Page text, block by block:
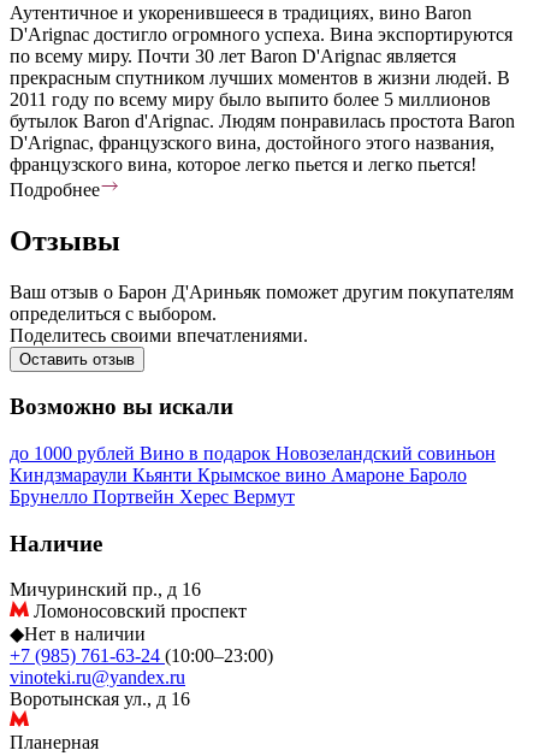
Аутентичное и укоренившееся в традициях, вино Baron
D'Arignac достигло огромного успеха. Вина экспортируются
по всему миру. Почти 30 лет Baron D'Arignac является
прекрасным спутником лучших моментов в жизни людей. В
2011 году по всему миру было выпито более 5 миллионов
бутылок Baron d'Arignac. Людям понравилась простота Baron
D'Arignac, французского вина, достойного этого названия,
французского вина, которое легко пьется и легко пьется!
Подробнее
Отзывы
Ваш отзыв о Барон Д'Ариньяк поможет другим покупателям
определиться с выбором.
Поделитесь своими впечатлениями.
Оставить отзыв
Возможно вы искали
до 1000 рублей Вино в подарок Новозеландский совиньон
Киндзмараули Кьянти Крымское вино Амароне Бароло
Брунелло Портвейн Херес Вермут
Наличие
Мичуринский пр., д 16
Ломоносовский проспект
◆Нет в наличии
+7 (985) 761-63-24 (10:00–23:00)
vinoteki.ru@yandex.ru
Воротынская ул., д 16
Планерная